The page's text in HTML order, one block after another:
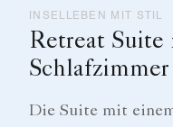
INSELLEBEN MIT STIL
Retreat Suite
Schlafzimmer
Die Suite mit